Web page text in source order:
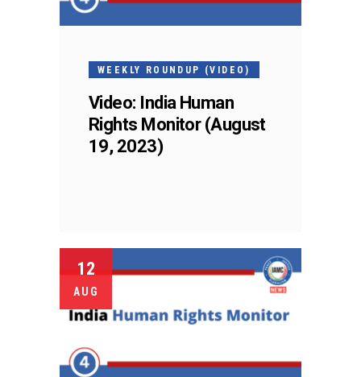
WEEKLY ROUNDUP (VIDEO)
Video: India Human
Rights Monitor (August
19, 2023)
12
AUG